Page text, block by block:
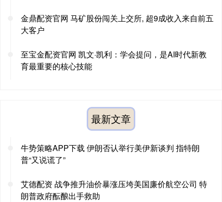
金鼎配资官网 马矿股份闯关上交所, 超9成收入来自前五
大客户
至宝金配资官网 凯文·凯利：学会提问，是AI时代新教
育最重要的核心技能
最新文章
牛势策略APP下载 伊朗否认举行美伊新谈判 指特朗
普“又说谎了”
艾德配资 战争推升油价暴涨压垮美国廉价航空公司 特
朗普政府酝酿出手救助